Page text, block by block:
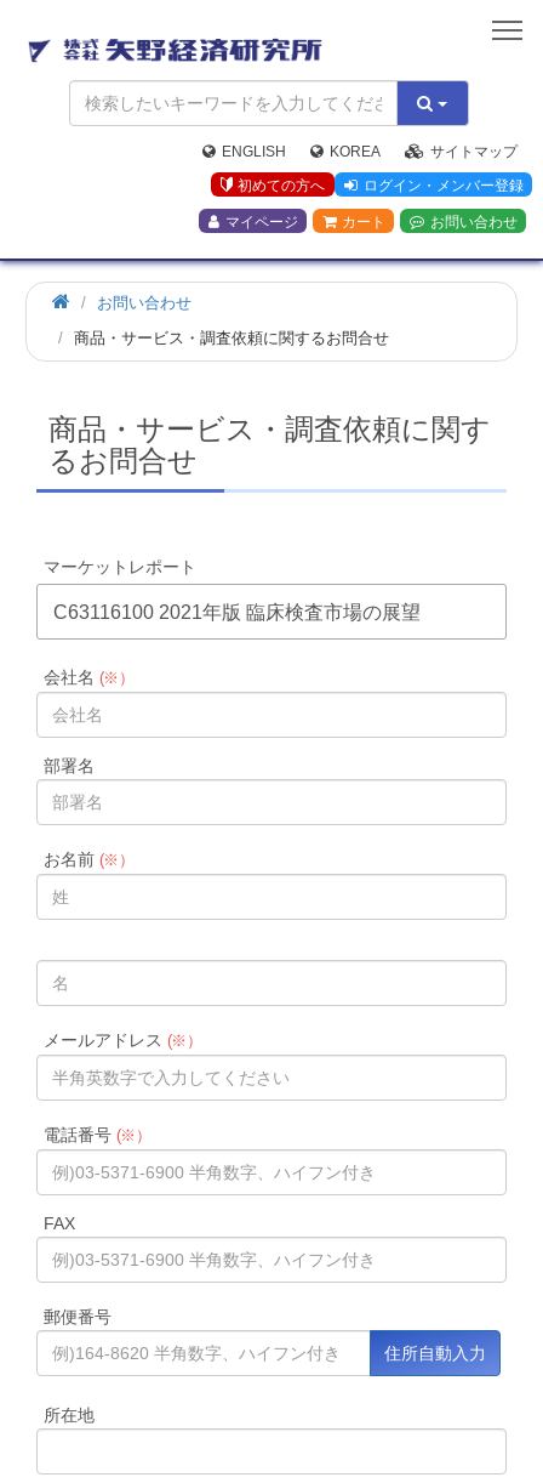
矢
野
経
済
研
究
所
ENGLISH KOREA
サイトマップ
初めての方へ
ログイン・メンバー登録
マイページ カート お問い合わせ
お問い合わせ
商品・サービス・調査依頼に関するお問合せ
商品・サービス・調査依頼に関す
るお問合せ
マーケットレポート
C63116100 2021年版 臨床検査市場の展望
会社名 (※）
部署名
お名前(※）
メールアドレス (※）
電話番号(※）
FAX
郵便番号
所在地